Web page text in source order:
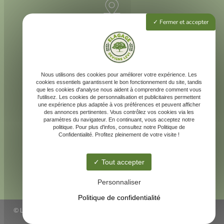
47000 Agen
225 rue Neil Armstrong
40 000 Mont-de-Marsan
devignelevi@gmail.com
06 68 10 01 05
© LEVI DEVIGNE ELAGAGE -
Fermer et accepter
Nous utilisons des cookies pour améliorer votre expérience. Les
cookies essentiels garantissent le bon fonctionnement du site, tandis
que les cookies d'analyse nous aident à comprendre comment vous
l'utilisez. Les cookies de personnalisation et publicitaires permettent
une expérience plus adaptée à vos préférences et peuvent afficher
des annonces pertinentes. Vous contrôlez vos cookies via les
paramètres du navigateur. En continuant, vous acceptez notre
politique. Pour plus d'infos, consultez notre Politique de
Confidentialité. Profitez pleinement de votre visite !
Tout accepter
Personnaliser
Politique de confidentialité